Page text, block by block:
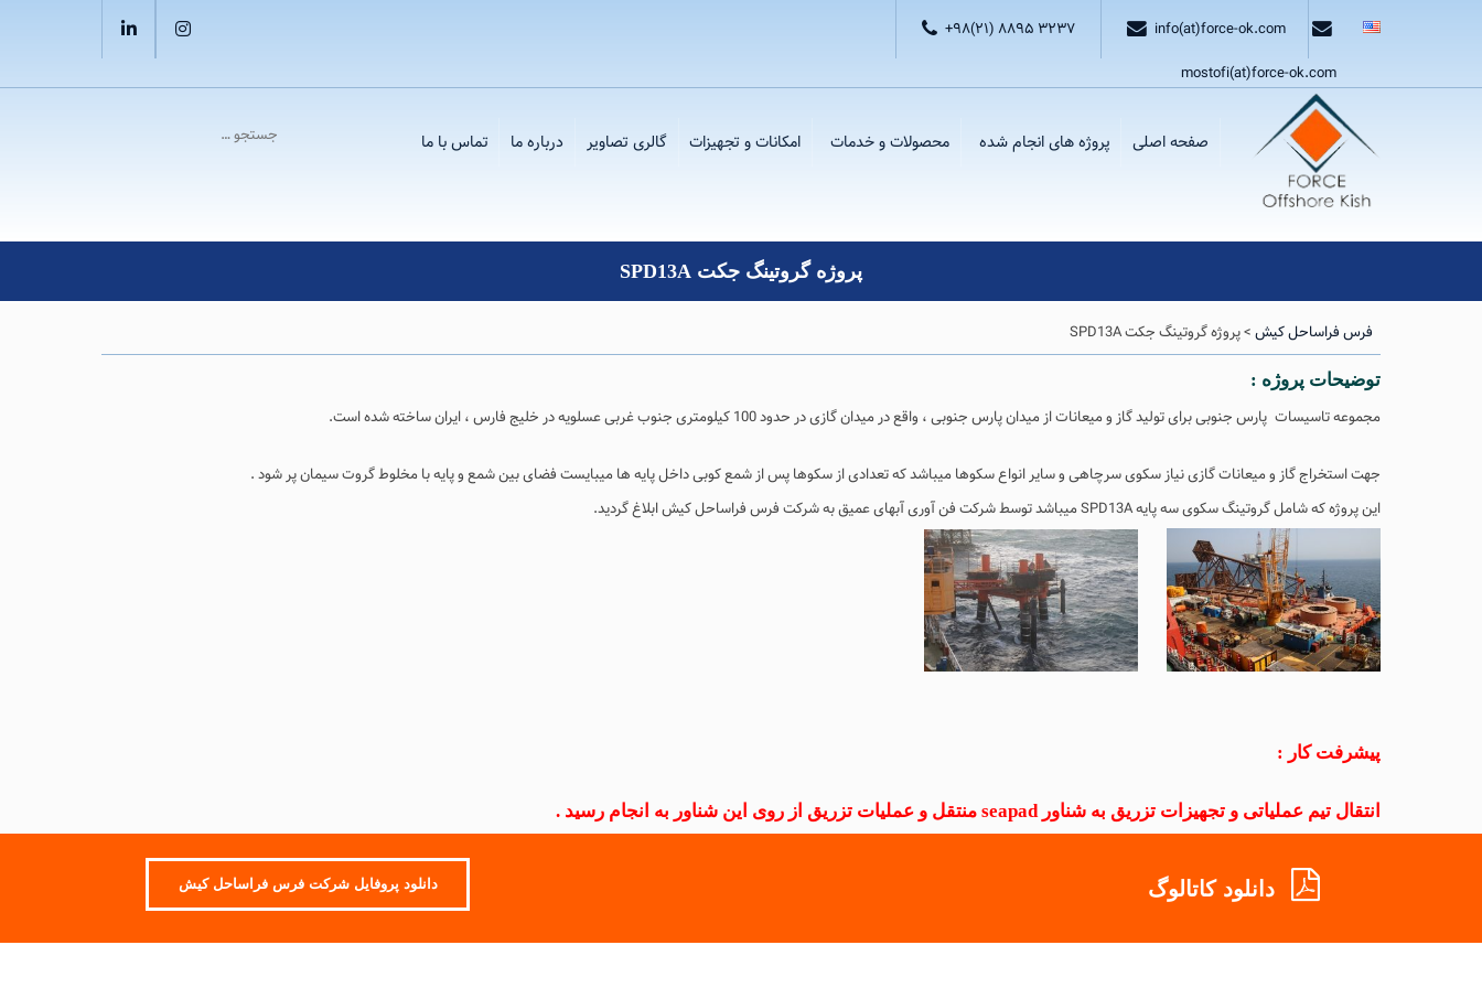
+۹۸(۲۱) ۸۸۹۵ ۳۲۳۷
info(at)force-ok.com
mostofi(at)force-ok.com
instagram
صفحه اصلی پروژه های انجام شده محصولات و خدمات امکانات و تجهیزات گالری تصاویر درباره ما تماس با ما
پروژه گروتینگ جکت SPD13A
فرس فراساحل کیش>پروژه گروتینگ جکت SPD13A
توضیحات پروژه :
مجموعه تاسیسات پارس جنوبی برای تولید گاز و میعانات از میدان پارس جنوبی ، واقع در میدان گازی در حدود 100 کیلومتری جنوب غربی عسلویه در خلیج فارس ، ایران ساخته شده است.
جهت استخراج گاز و میعانات گازی نیاز سکوی سرچاهی و سایر انواع سکوها میباشد که تعدادی از سکوها پس از شمع کوبی داخل پایه ها میبایست فضای بین شمع و پایه با مخلوط گروت سیمان پر شود .
این پروژه که شامل گروتینگ سکوی سه پایه SPD13A میباشد توسط شرکت فن آوری آبهای عمیق به شرکت فرس فراساحل کیش ابلاغ گردید.
پیشرفت کار :
انتقال تیم عملیاتی و تجهیزات تزریق به شناور seapad منتقل و عملیات تزریق از روی این شناور به انجام رسید .
دانلود کاتالوگ دانلود پروفایل شرکت فرس فراساحل کیش